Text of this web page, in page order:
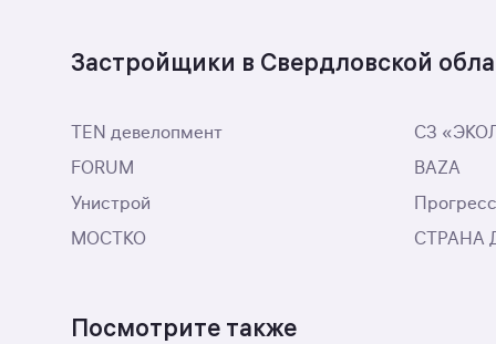
Застройщики в Свердловской
TEN девелопмент
СЗ
FORUM
BAZA
Унистрой
Прогресс
МОСТКО
СТРАНА
Посмотрите также